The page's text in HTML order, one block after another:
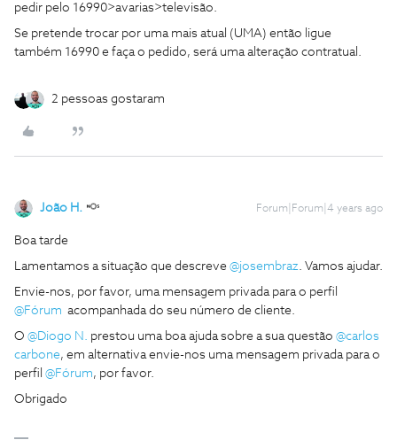
pedir pelo 16990>avarias>televisão.
Se pretende trocar por uma mais atual (UMA) então ligue
também 16990 e faça o pedido, será uma alteração contratual.
2 pessoas gostaram
João H. Forum|Forum|4 years ago
Boa tarde
Lamentamos a situação que descreve @josembraz. Vamos ajudar.
Envie-nos, por favor, uma mensagem privada para o perfil
@Fórum acompanhada do seu número de cliente.
O @Diogo N. prestou uma boa ajuda sobre a sua questão @carlos
carbone, em alternativa envie-nos uma mensagem privada para o
perfil @Fórum, por favor.
Obrigado